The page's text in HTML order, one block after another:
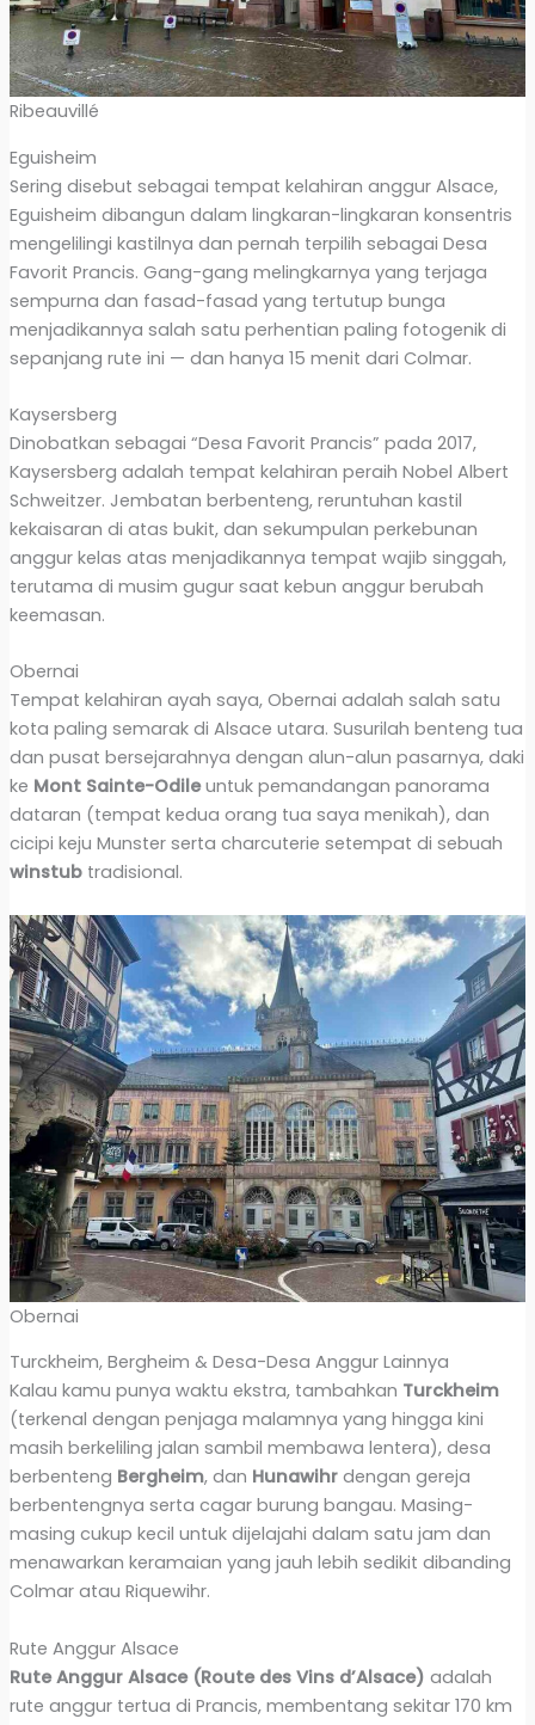
Ribeauvillé
Eguisheim
Sering disebut sebagai tempat kelahiran anggur Alsace,
Eguisheim dibangun dalam lingkaran-lingkaran konsentris
mengelilingi kastilnya dan pernah terpilih sebagai Desa
Favorit Prancis. Gang-gang melingkarnya yang terjaga
sempurna dan fasad-fasad yang tertutup bunga
menjadikannya salah satu perhentian paling fotogenik di
sepanjang rute ini — dan hanya 15 menit dari Colmar.
Kaysersberg
Dinobatkan sebagai “Desa Favorit Prancis” pada 2017,
Kaysersberg adalah tempat kelahiran peraih Nobel Albert
Schweitzer. Jembatan berbenteng, reruntuhan kastil
kekaisaran di atas bukit, dan sekumpulan perkebunan
anggur kelas atas menjadikannya tempat wajib singgah,
terutama di musim gugur saat kebun anggur berubah
keemasan.
Obernai
Tempat kelahiran ayah saya, Obernai adalah salah satu
kota paling semarak di Alsace utara. Susurilah benteng tua
dan pusat bersejarahnya dengan alun-alun pasarnya, daki
ke Mont Sainte-Odileuntuk pemandangan panorama
dataran (tempat kedua orang tua saya menikah), dan
cicipi keju Munster serta charcuterie setempat di sebuah
winstubtradisional.
Obernai
Turckheim, Bergheim & Desa-Desa Anggur Lainnya
Kalau kamu punya waktu ekstra, tambahkan Turckheim
(terkenal dengan penjaga malamnya yang hingga kini
masih berkeliling jalan sambil membawa lentera), desa
berbenteng Bergheim, dan Hunawihrdengan gereja
berbentengnya serta cagar burung bangau. Masing-
masing cukup kecil untuk dijelajahi dalam satu jam dan
menawarkan keramaian yang jauh lebih sedikit dibanding
Colmar atau Riquewihr.
Rute Anggur Alsace
Rute Anggur Alsace (Route des Vins d’Alsace) adalah
rute anggur tertua di Prancis, membentang sekitar 170 km